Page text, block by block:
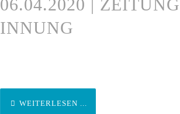
06.04.2020 |
INNUNG
WEITERLESEN ...